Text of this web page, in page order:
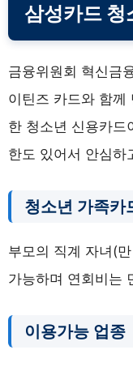
삼성카드 청
금융위원회 혁신금
이틴즈 카드와 함께
한 청소년 신용카드
한도 있어서 안심하
청소년 가족카
부모의 직계 자녀(
가능하며 연회비는
이용가능 업종